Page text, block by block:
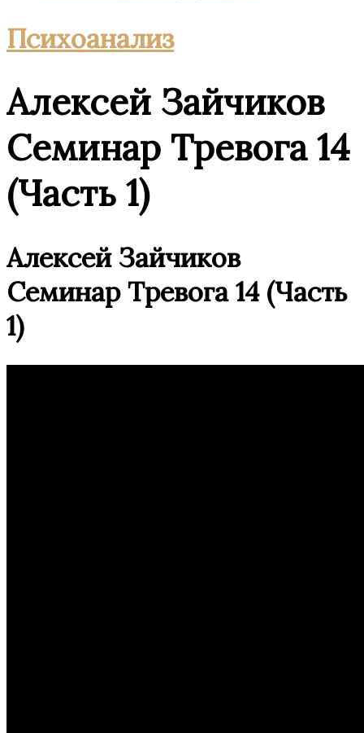
Психоанализ
Алексей Зайчиков
Семинар Тревога 14
(Часть 1)
Алексей Зайчиков
Семинар Тревога 14 (Часть
1)